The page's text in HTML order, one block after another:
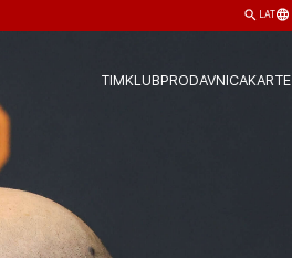
LAT
TIMKLUBPRODAVNICAKARTE